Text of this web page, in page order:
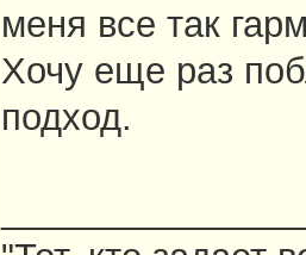
меня все так
Хочу еще раз
подход.